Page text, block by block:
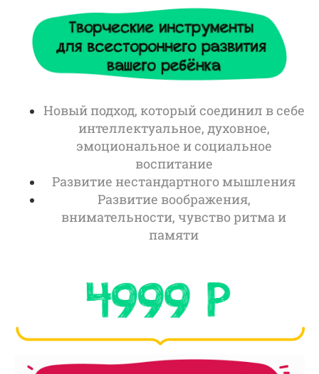
Новый подход, который соединил в себе
интеллектуальное, духовное,
эмоциональное и социальное
воспитание
Развитие нестандартного мышления
Развитие воображения,
внимательности, чувство ритма и
памяти